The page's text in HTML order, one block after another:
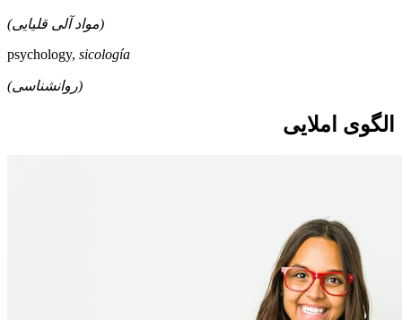
(مواد آلی قلیایی)
psychology, sicología
(روانشناسی)
الگوی املایی